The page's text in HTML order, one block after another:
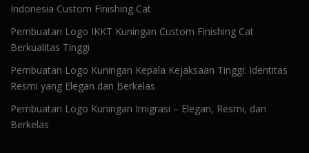
Indonesia Custom Finishing Cat
Pembuatan Logo IKKT Kuningan Custom Finishing Cat
Berkualitas Tinggi
Pembuatan Logo Kuningan Kepala Kejaksaan Tinggi: Identitas
Resmi yang Elegan dan Berkelas
Pembuatan Logo Kuningan Imigrasi – Elegan, Resmi, dan
Berkelas